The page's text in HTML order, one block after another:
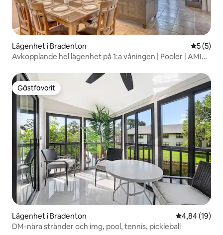
Lägenhet i Bradenton 5 av 5 i
5 (5)
Avkopplande hel lägenhet på 1:a våningen | Pooler | AMI
Gästfavorit
Gästfavorit
Lägenhet i Bradenton 4,84 av 5 i
4,84 (19)
DM-nära stränder och img, pool, tennis, pickleball